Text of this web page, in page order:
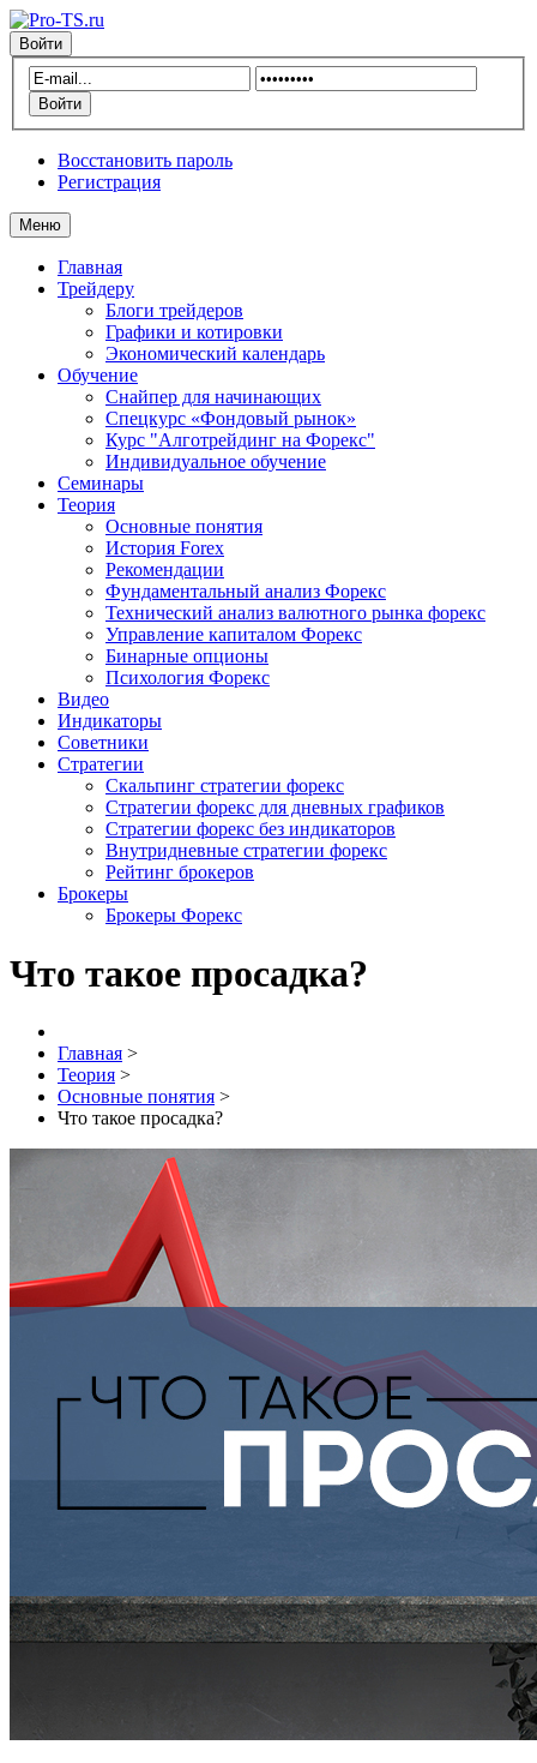
Войти
Восстановить пароль
Регистрация
Меню
Главная
Трейдеру
Блоги трейдеров
Графики и котировки
Экономический календарь
Обучение
Снайпер для начинающих
Спецкурс «Фондовый рынок»
Курс "Алготрейдинг на Форекс"
Индивидуальное обучение
Семинары
Теория
Основные понятия
История Forex
Рекомендации
Фундаментальный анализ Форекс
Технический анализ валютного рынка форекс
Управление капиталом Форекс
Бинарные опционы
Психология Форекс
Видео
Индикаторы
Советники
Стратегии
Скальпинг стратегии форекс
Стратегии форекс для дневных графиков
Стратегии форекс без индикаторов
Внутридневные стратегии форекс
Рейтинг брокеров
Брокеры
Брокеры Форекс
Что такое просадка?
Главная >
Теория >
Основные понятия >
Что такое просадка?